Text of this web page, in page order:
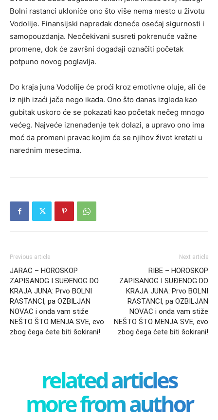
Bolni rastanci ukloniće ono što više nema mesto u životu
Vodolije. Finansijski napredak doneće osećaj sigurnosti i
samopouzdanja. Neočekivani susreti pokrenuće važne
promene, dok će završni događaji označiti početak
potpuno novog poglavlja.
Do kraja juna Vodolije će proći kroz emotivne oluje, ali će
iz njih izaći jače nego ikada. Ono što danas izgleda kao
gubitak uskoro će se pokazati kao početak nečeg mnogo
većeg. Najveće iznenađenje tek dolazi, a upravo ono ima
moć da promeni pravac kojim će se njihov život kretati u
narednim mesecima.
Previous article
JARAC – HOROSKOP
ZAPISANOG I SUĐENOG DO
KRAJA JUNA: Prvo BOLNI
RASTANCI, pa OZBILJAN
NOVAC i onda vam stiže
NEŠTO ŠTO MENJA SVE, evo
zbog čega ćete biti šokirani!
Next article
RIBE – HOROSKOP
ZAPISANOG I SUĐENOG DO
KRAJA JUNA: Prvo BOLNI
RASTANCI, pa OZBILJAN
NOVAC i onda vam stiže
NEŠTO ŠTO MENJA SVE, evo
zbog čega ćete biti šokirani!
related articles
more from author